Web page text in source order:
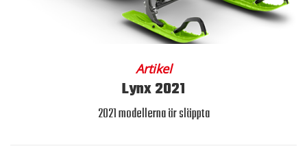
Artikel
Lynx 2021
2021 modellerna är släppta